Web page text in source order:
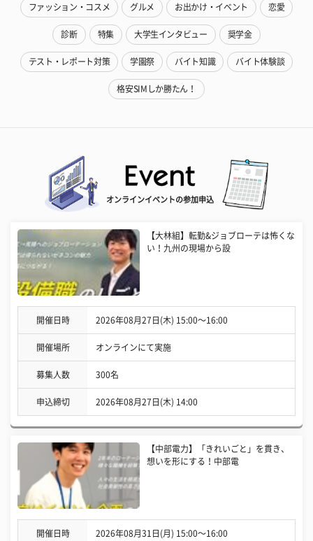
ファッション・コスメ グルメ お出かけ・イベント 恋愛
診断 特集 大学生インタビュー 奨学金
テスト・レポート対策 学園祭 バイト知識 バイト体験談
格安SIMしか勝たん！
オンラインイベントの参加申込
【大林組】転勤&ジョブローテは怖くな
い！九州の現場から設
開催日時 2026年08月27日(木) 15:00〜16:00
開催場所 オンラインにて実施
募集人数 300名
申込締切 2026年08月27日(木) 14:00
【中部電力】「きれいごと」を貫き、
想いを形にする！中部電
開催日時 2026年08月31日(月) 15:00〜16:00